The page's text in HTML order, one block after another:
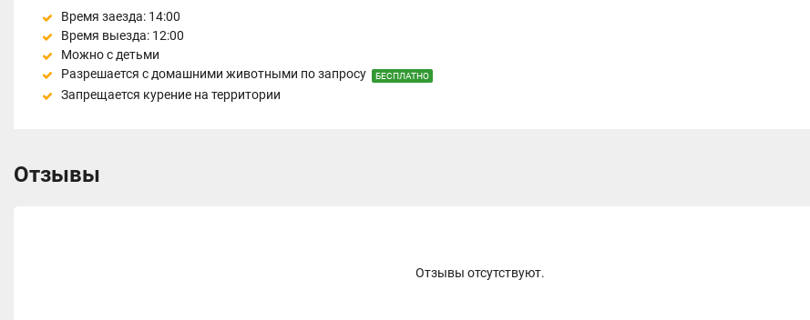
Время заезда: 14:00
Время выезда: 12:00
Можно с детьми
Разрешается с домашними животными по запросу
БЕСПЛАТНО
Запрещается курение на территории
Отзывы
Отзывы отсутствуют.